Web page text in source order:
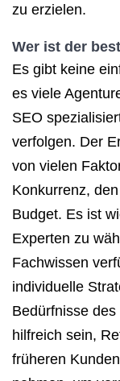
zu erzielen.
Wer ist der
Es gibt keine
es viele
SEO
verfolgen. Der
von vielen
Konkurrenz,
Budget. Es ist
Experten zu
Fachwissen
individuelle
Bedürfnisse
hilfreich sein,
früheren